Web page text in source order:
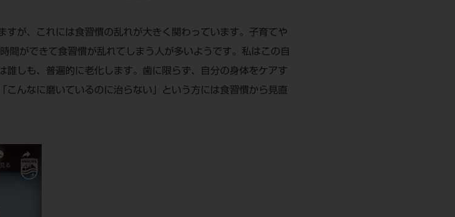
すが、これには食習慣の乱れが大きく関わっています。子育てや
間ができて食習慣が乱れてしまう人が多いようです。私はこの自
誰しも、普遍的に老化します。歯に限らず、自分の身体をケアす
こんなに磨いているのに治らない」という方には食習慣から見直